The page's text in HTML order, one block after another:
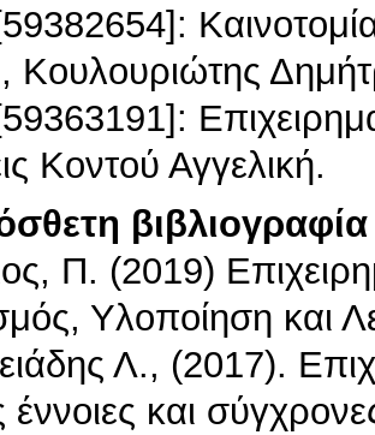
Κουλουριώτης
Κοντού Αγγελική.
βιβλιογραφία
Π. (2019)
Υλοποίηση και
Λ., (2017).
έννοιες και